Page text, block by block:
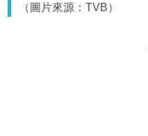
（圖片來源：TVB）